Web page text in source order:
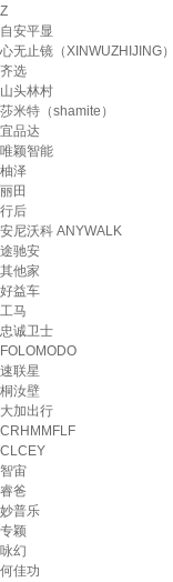
Z
自安平显
心无止镜（XINWUZHIJING）
齐选
山头林村
莎米特（shamite）
宜品达
唯颖智能
柚泽
丽田
行后
安尼沃科 ANYWALK
途驰安
其他家
好益车
工马
忠诚卫士
FOLOMODO
速联星
桐汝壁
大加出行
CRHMMFLF
CLCEY
智宙
睿爸
妙普乐
专颖
咏幻
何佳功